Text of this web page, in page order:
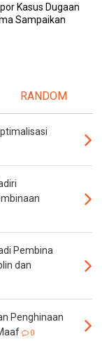
Kasus Dugaan
Sampaikan
RANDOM
Pembina
dan
Penghinaan
0